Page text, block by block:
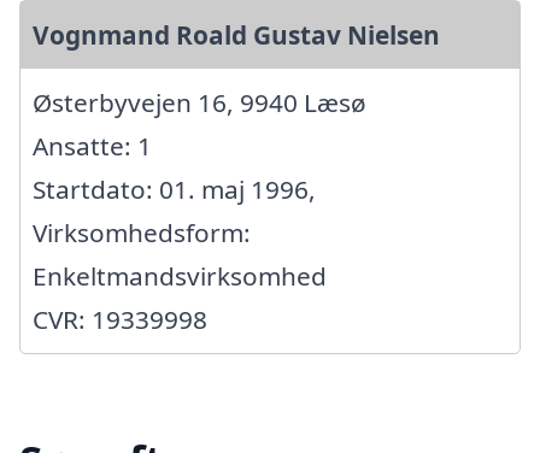
Vognmand Roald Gustav Nielsen
Østerbyvejen 16, 9940 Læsø
Ansatte: 1
Startdato: 01. maj 1996,
Virksomhedsform:
Enkeltmandsvirksomhed
CVR: 19339998